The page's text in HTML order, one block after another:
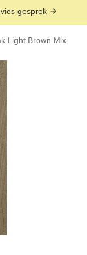
gesprek
Light Brown Mix